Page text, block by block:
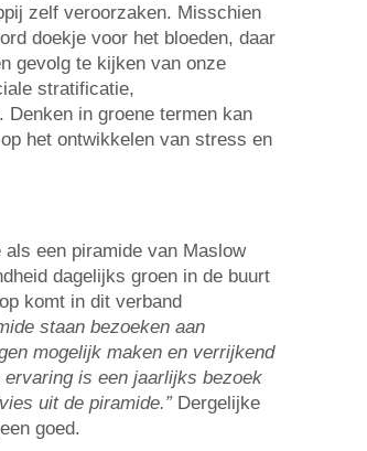
zelf veroorzaken. Misschien
doekje voor het bloeden, daar
gevolg te kijken van onze
stratificatie,
in groene termen kan
het ontwikkelen van stress en
een piramide van Maslow
dagelijks groen in de buurt
komt in dit verband
staan bezoeken aan
mogelijk maken en verrijkend
is een jaarlijks bezoek
uit de piramide.”Dergelijke
goed.